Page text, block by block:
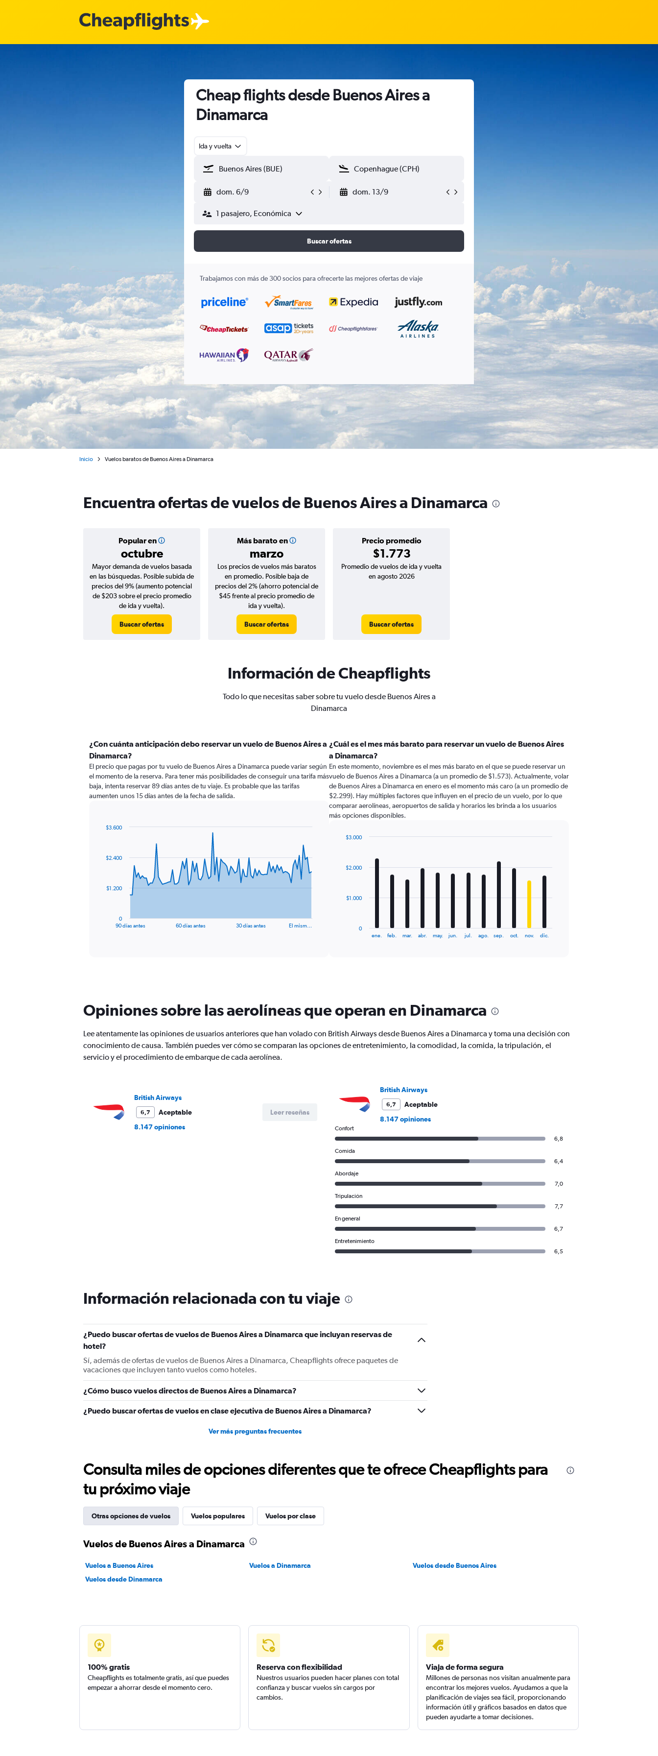
Cheap flights desde Buenos Aires a
Dinamarca
Ida y vuelta
dom. 6/9 dom. 13/9
1 pasajero, Económica
Buscar ofertas
Trabajamos con más de 300 socios para ofrecerte las mejores ofertas de viaje
Inicio Vuelos baratos de Buenos Aires a Dinamarca
Encuentra ofertas de vuelos de Buenos Aires a Dinamarca
Popular en
octubre
Más barato en
marzo
Precio promedio
$1.773
Mayor demanda de vuelos basada
en las búsquedas. Posible subida de
precios del 9% (aumento potencial
de $203 sobre el precio promedio
de ida y vuelta).
Buscar ofertas
Los precios de vuelos más baratos
en promedio. Posible baja de
precios del 2% (ahorro potencial de
$45 frente al precio promedio de
ida y vuelta).
Buscar ofertas
Promedio de vuelos de ida y vuelta
en agosto 2026
Buscar ofertas
Información de Cheapflights
Todo lo que necesitas saber sobre tu vuelo desde Buenos Aires a
Dinamarca
¿Con cuánta anticipación debo reservar un vuelo de Buenos Aires a
Dinamarca?
El precio que pagas por tu vuelo de Buenos Aires a Dinamarca puede variar según
el momento de la reserva. Para tener más posibilidades de conseguir una tarifa más
baja, intenta reservar 89 días antes de tu viaje. Es probable que las tarifas
aumenten unos 15 días antes de la fecha de salida.
data
The
has
1
axis
displaying
values.
90 días antes 60 días antes 30 días antes El mism…
0
$1.200
$2.400
$3.600
¿Cuál es el mes más barato para reservar un vuelo de Buenos Aires
a Dinamarca?
En este momento, noviembre es el mes más barato en el que se puede reservar un
vuelo de Buenos Aires a Dinamarca (a un promedio de $1.573). Actualmente, volar
de Buenos Aires a Dinamarca en enero es el momento más caro (a un promedio de
$2.299). Hay múltiples factores que influyen en el precio de un vuelo, por lo que
comparar aerolíneas, aeropuertos de salida y horarios les brinda a los usuarios
más opciones disponibles.
12
The
chart
has
Y
axis
3000.
ene. feb. mar. abr. may. jun. jul. ago. sep. oct. nov. dic.
0
$1.000
$2.000
$3.000
Opiniones sobre las aerolíneas que operan en Dinamarca
Lee atentamente las opiniones de usuarios anteriores que han volado con British Airways desde Buenos Aires a Dinamarca y toma una decisión con
conocimiento de causa. También puedes ver cómo se comparan las opciones de entretenimiento, la comodidad, la comida, la tripulación, el
servicio y el procedimiento de embarque de cada aerolínea.
British Airways
6,7
Aceptable
8.147 opiniones
Leer reseñas
British Airways
6,7
Aceptable
8.147 opiniones
Confort
6,8
Comida
6,4
Abordaje
7,0
Tripulación
7,7
En general
6,7
Entretenimiento
6,5
Información relacionada con tu viaje
¿Puedo buscar ofertas de vuelos de Buenos Aires a Dinamarca que incluyan reservas de
hotel?
Sí, además de ofertas de vuelos de Buenos Aires a Dinamarca, Cheapflights ofrece paquetes de
vacaciones que incluyen tanto vuelos como hoteles.
¿Cómo busco vuelos directos de Buenos Aires a Dinamarca?
¿Puedo buscar ofertas de vuelos en clase ejecutiva de Buenos Aires a Dinamarca?
Ver más preguntas frecuentes
Consulta miles de opciones diferentes que te ofrece Cheapflights para
tu próximo viaje
Otras opciones de vuelos Vuelos populares Vuelos por clase
Vuelos de Buenos Aires a Dinamarca
Vuelos a Buenos Aires Vuelos a Dinamarca
Vuelos desde Buenos Aires
Vuelos desde Dinamarca
100% gratis
Cheapflights es totalmente gratis, así que puedes
empezar a ahorrar desde el momento cero.
Reserva con flexibilidad
Nuestros usuarios pueden hacer planes con total
confianza y buscar vuelos sin cargos por
cambios.
Viaja de forma segura
Millones de personas nos visitan anualmente para
encontrar los mejores vuelos. Ayudamos a que la
planificación de viajes sea fácil, proporcionando
información útil y gráficos basados en datos que
pueden ayudarte a tomar decisiones.